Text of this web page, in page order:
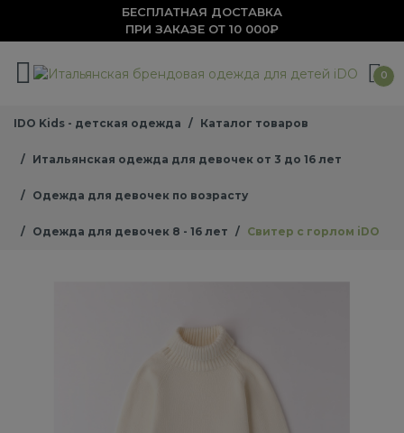
БЕСПЛАТНАЯ ДОСТАВКА
ПРИ ЗАКАЗЕ ОТ 10 000₽
0
IDO Kids - детская одежда Каталог товаров
Итальянская одежда для девочек от 3 до 16 лет
Одежда для девочек по возрасту
Одежда для девочек 8 - 16 лет Свитер с горлом iDO